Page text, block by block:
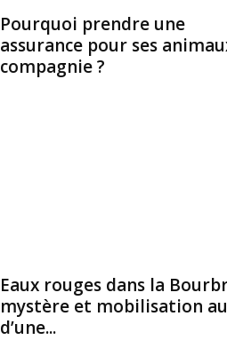
Pourquoi prendre une
assurance pour ses
compagnie ?
Eaux rouges dans la
mystère et mobilisation
d’une...